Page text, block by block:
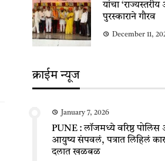
यांचा
पुरस्काराने गौरव
December 11,
क्राईम न्यूज
January 7, 2026
PUNE : लॉजमध्ये वरिष्ठ पोलिस
आयुष्य संपवलं, पत्रात लिहिलं
दलात खळबळ